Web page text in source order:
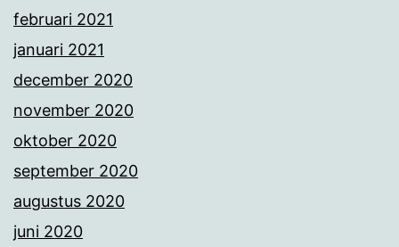
februari 2021
januari 2021
december 2020
november 2020
oktober 2020
september 2020
augustus 2020
juni 2020